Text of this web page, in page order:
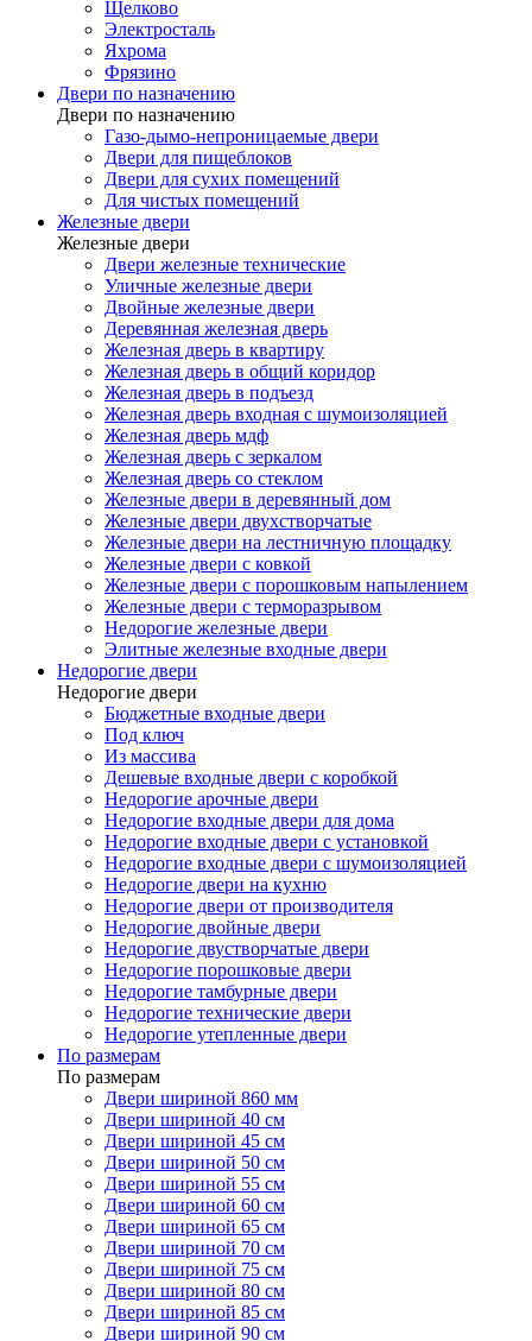
Щелково
Электросталь
Яхрома
Фрязино
Двери по назначению
Двери по назначению
Газо-дымо-непроницаемые двери
Двери для пищеблоков
Двери для сухих помещений
Для чистых помещений
Железные двери
Железные двери
Двери железные технические
Уличные железные двери
Двойные железные двери
Деревянная железная дверь
Железная дверь в квартиру
Железная дверь в общий коридор
Железная дверь в подъезд
Железная дверь входная с шумоизоляцией
Железная дверь мдф
Железная дверь с зеркалом
Железная дверь со стеклом
Железные двери в деревянный дом
Железные двери двухстворчатые
Железные двери на лестничную площадку
Железные двери с ковкой
Железные двери с порошковым напылением
Железные двери с терморазрывом
Недорогие железные двери
Элитные железные входные двери
Недорогие двери
Недорогие двери
Бюджетные входные двери
Под ключ
Из массива
Дешевые входные двери с коробкой
Недорогие арочные двери
Недорогие входные двери для дома
Недорогие входные двери с установкой
Недорогие входные двери с шумоизоляцией
Недорогие двери на кухню
Недорогие двери от производителя
Недорогие двойные двери
Недорогие двустворчатые двери
Недорогие порошковые двери
Недорогие тамбурные двери
Недорогие технические двери
Недорогие утепленные двери
По размерам
По размерам
Двери шириной 860 мм
Двери шириной 40 см
Двери шириной 45 см
Двери шириной 50 см
Двери шириной 55 см
Двери шириной 60 см
Двери шириной 65 см
Двери шириной 70 см
Двери шириной 75 см
Двери шириной 80 см
Двери шириной 85 см
Двери шириной 90 см